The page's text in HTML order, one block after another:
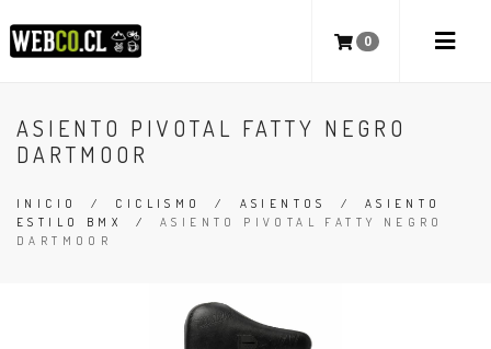
0
ASIENTO PIVOTAL FATTY NEGRO
DARTMOOR
INICIO / CICLISMO / ASIENTOS / ASIENTO
ESTILO BMX
/ASIENTO PIVOTAL FATTY NEGRO
DARTMOOR